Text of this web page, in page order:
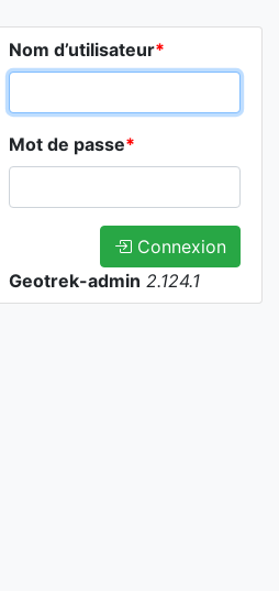
Nom d’utilisateur*
Mot de passe*
Connexion
Geotrek-admin 2.124.1